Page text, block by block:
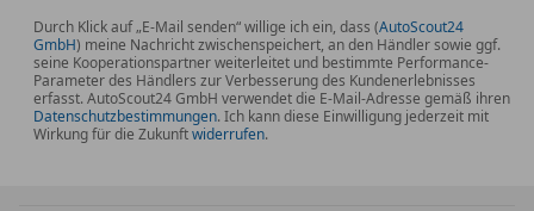
Exclusive Interieur
Exterieur-Paket Edelstahl
Fahrassistenz-System: Agility Select / Dynamic
Select (Fahrmodusschalter)
Fahrassistenz-System: Aktives
Durch Klick auf „E-Mail senden“ willige ich ein, dass (AutoScout24
GmbH) meine Nachricht zwischenspeichert, an den Händler sowie ggf.
seine Kooperationspartner weiterleitet und bestimmte Performance-
Parameter des Händlers zur Verbesserung des Kundenerlebnisses
erfasst. AutoScout24 GmbH verwendet die E-Mail-Adresse gemäß ihren
Datenschutzbestimmungen. Ich kann diese Einwilligung jederzeit mit
Wirkung für die Zukunftwiderrufen.